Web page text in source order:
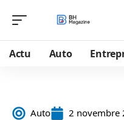
Actu Auto
Auto 2 novembre